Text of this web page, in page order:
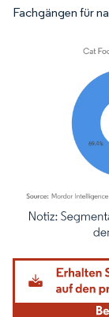
Fachgängen für
Bild © Mordor